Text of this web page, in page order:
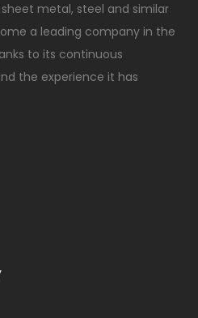
metal, steel and similar
a leading company in the
to its continuous
the experience it has